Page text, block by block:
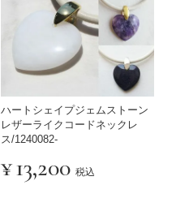
ハートシェイプジェムストーン
レザーライクコードネックレ
ス/1240082-
¥13,200 税込